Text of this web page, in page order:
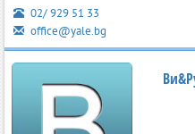
02/ 929 51 33
office@yale.bg